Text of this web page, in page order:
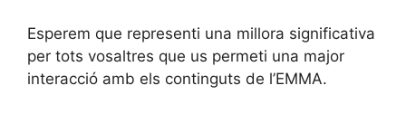
Esperem que representi una millora significativa
per tots vosaltres que us permeti una major
interacció amb els continguts de l’EMMA.